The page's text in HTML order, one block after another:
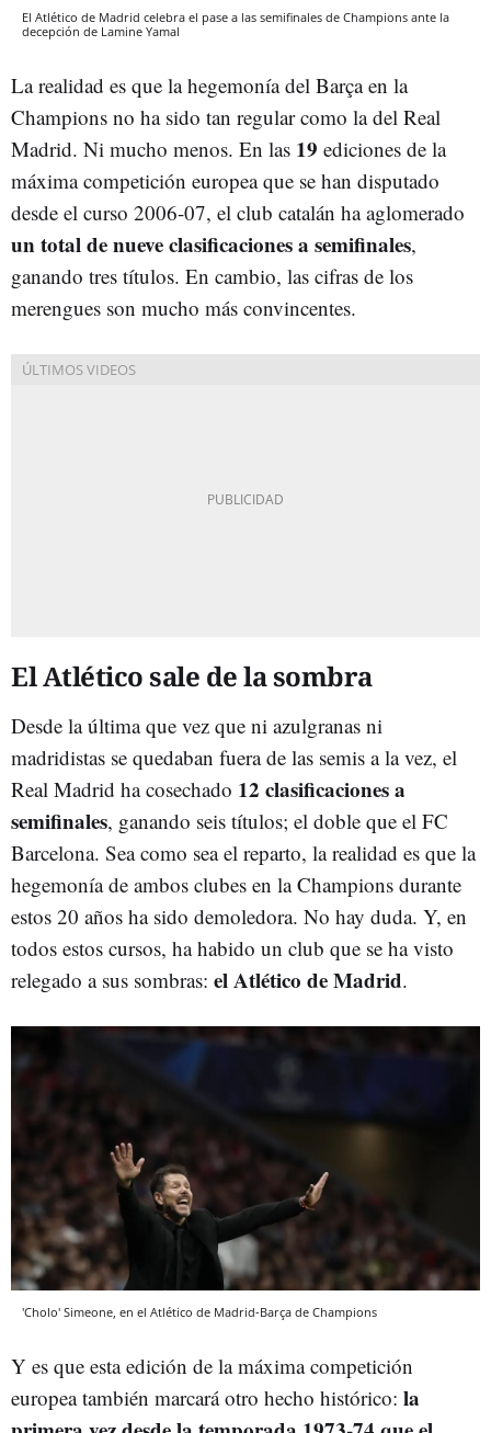
El Atlético de Madrid celebra el pase a las semifinales de Champions ante la
decepción de Lamine Yamal
La realidad es que la hegemonía del Barça en la
Champions no ha sido tan regular como la del Real
Madrid. Ni mucho menos. En las 19 ediciones de la
máxima competición europea que se han disputado
desde el curso 2006-07, el club catalán ha aglomerado
un total de nueve clasificaciones a semifinales,
ganando tres títulos. En cambio, las cifras de los
merengues son mucho más convincentes.
El Atlético sale de la sombra
Desde la última que vez que ni azulgranas ni
madridistas se quedaban fuera de las semis a la vez, el
Real Madrid ha cosechado 12 clasificaciones a
semifinales, ganando seis títulos; el doble que el FC
Barcelona. Sea como sea el reparto, la realidad es que la
hegemonía de ambos clubes en la Champions durante
estos 20 años ha sido demoledora. No hay duda. Y, en
todos estos cursos, ha habido un club que se ha visto
relegado a sus sombras: el Atlético de Madrid.
'Cholo' Simeone, en el Atlético de Madrid-Barça de Champions
Y es que esta edición de la máxima competición
europea también marcará otro hecho histórico: la